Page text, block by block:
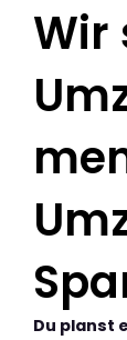
Wir
Du planst